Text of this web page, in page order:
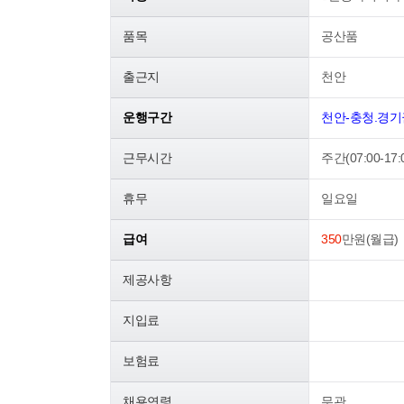
품목 공산품
출근지 천안
운행구간 천안-충청.경기
근무시간 주간(07:00-
휴무 일요일
급여 350만원(월급)
제공사항
지입료
보험료
채용연령 무관